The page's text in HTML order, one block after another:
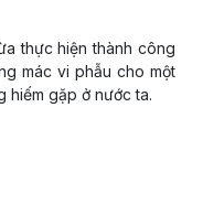
thực hiện thành công
mác vi phẫu cho một
hiếm gặp ở nước ta.